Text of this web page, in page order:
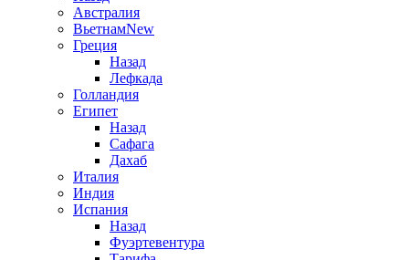
Австралия
ВьетнамNew
Греция
Назад
Лефкада
Голландия
Египет
Назад
Сафага
Дахаб
Италия
Индия
Испания
Назад
Фуэртевентура